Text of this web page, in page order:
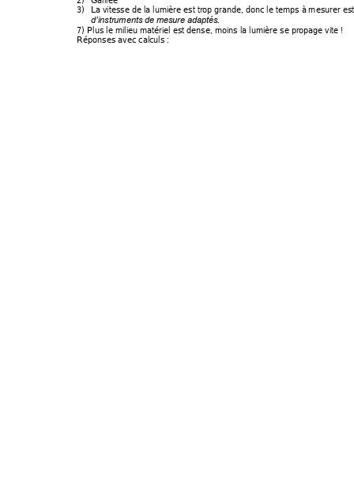
3) La vitesse de la lumière est trop grande, donc le temps à mesurer es
d’instruments de mesure adaptés.
7) Plus le milieu matériel est dense, moins la lumière se propage vite !
Réponses avec calculs :